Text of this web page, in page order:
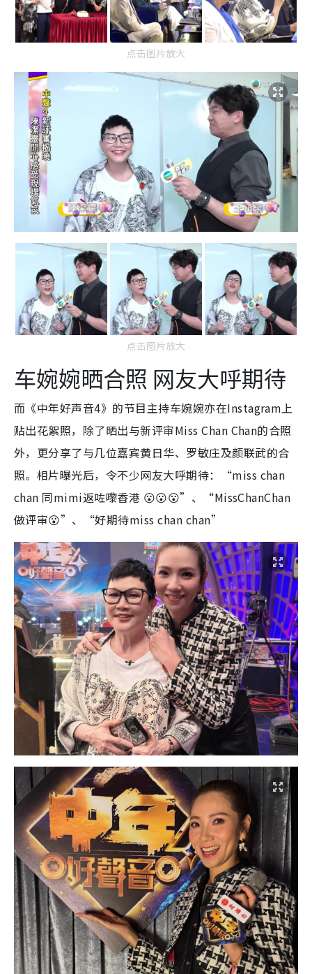
点击图片放大
点击图片放大
车婉婉晒合照 网友大呼期待
而《中年好声音4》的节目主持车婉婉亦在Instagram上
贴出花絮照，除了晒出与新评审Miss Chan Chan的合照
外，更分享了与几位嘉宾黄日华、罗敏庄及颜联武的合
照。相片曝光后，令不少网友大呼期待：“miss chan
chan 同mimi返咗嚟香港 😮😮😮”、“MissChanChan
做评审😮”、“好期待miss chan chan”